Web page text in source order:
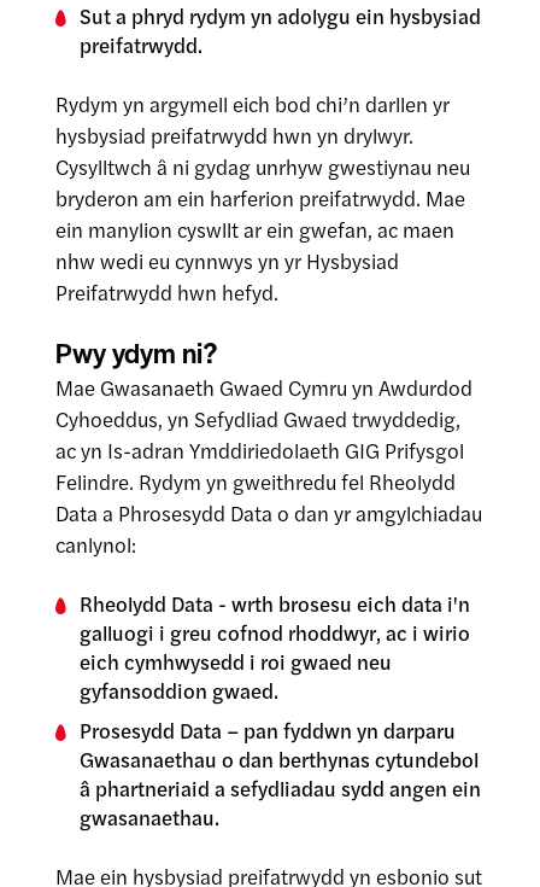
Sut a phryd rydym yn adolygu ein hysbysiad
preifatrwydd.
Rydym yn argymell eich bod chi’n darllen yr
hysbysiad preifatrwydd hwn yn drylwyr.
Cysylltwch â ni gydag unrhyw gwestiynau neu
bryderon am ein harferion preifatrwydd. Mae
ein manylion cyswllt ar ein gwefan, ac maen
nhw wedi eu cynnwys yn yr Hysbysiad
Preifatrwydd hwn hefyd.
Pwy ydym ni?
Mae Gwasanaeth Gwaed Cymru yn Awdurdod
Cyhoeddus, yn Sefydliad Gwaed trwyddedig,
ac yn Is-adran Ymddiriedolaeth GIG Prifysgol
Felindre. Rydym yn gweithredu fel Rheolydd
Data a Phrosesydd Data o dan yr amgylchiadau
canlynol:
Rheolydd Data - wrth brosesu eich data i'n
galluogi i greu cofnod rhoddwyr, ac i wirio
eich cymhwysedd i roi gwaed neu
gyfansoddion gwaed.
Prosesydd Data – pan fyddwn yn darparu
Gwasanaethau o dan berthynas cytundebol
â phartneriaid a sefydliadau sydd angen ein
gwasanaethau.
Mae ein hysbysiad preifatrwydd yn esbonio sut